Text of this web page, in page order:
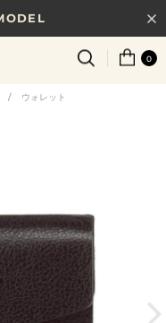
円以上で送料無料
しいギフトガイド
0
/ ウォレット